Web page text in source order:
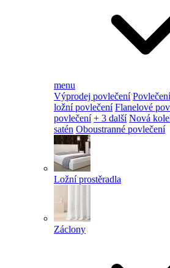
menu
Výprodej povlečení
ložní povlečení Flanelové
povlečení + 3 další Nová
satén Oboustranné povlečení
Ložní prostěradla
Záclony